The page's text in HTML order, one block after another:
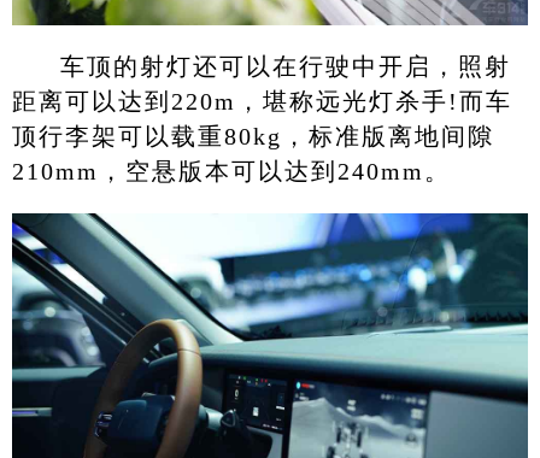
车顶的射灯还可以在行驶中开启，照射
距离可以达到220m，堪称远光灯杀手!而车
顶行李架可以载重80kg，标准版离地间隙
210mm，空悬版本可以达到240mm。